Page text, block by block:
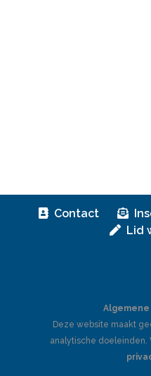
Contact
Lid
Deze website maakt
analytische doeleinden.